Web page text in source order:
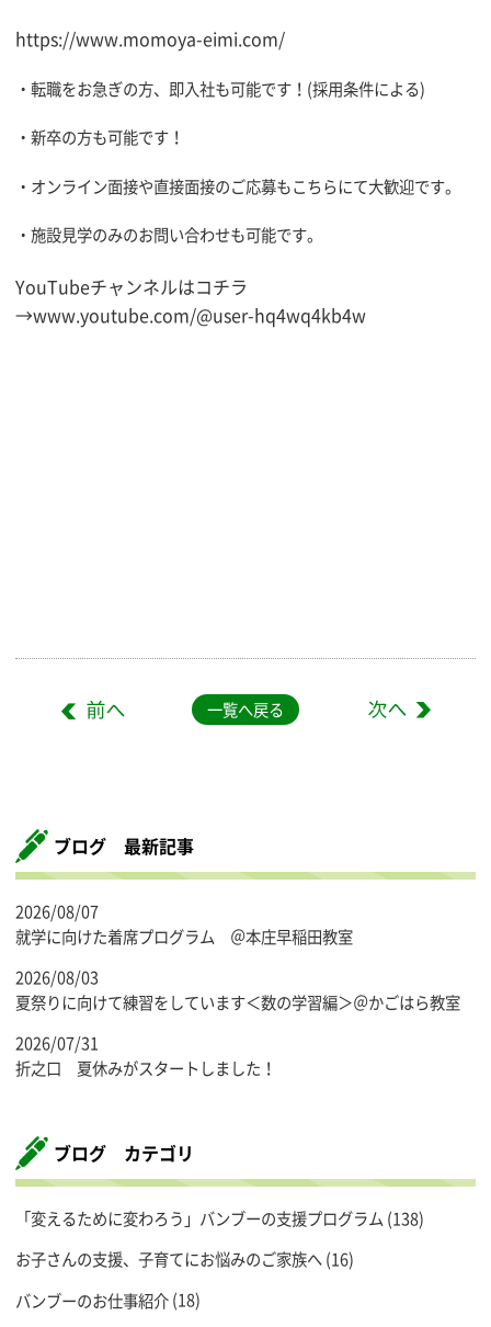
https://www.momoya-eimi.com/
・転職をお急ぎの方、即入社も可能です！(採用条件による)
・新卒の方も可能です！
・オンライン面接や直接面接のご応募もこちらにて大歓迎です。
・施設見学のみのお問い合わせも可能です。
YouTubeチャンネルはコチラ
→www.youtube.com/@user-hq4wq4kb4w
一覧へ戻る
ブログ 最新記事
2026/08/07
就学に向けた着席プログラム ＠本庄早稲田教室
2026/08/03
夏祭りに向けて練習をしています＜数の学習編＞＠かごはら教室
2026/07/31
折之口 夏休みがスタートしました！
ブログ カテゴリ
「変えるために変わろう」バンブーの支援プログラム (138)
お子さんの支援、子育てにお悩みのご家族へ(16)
バンブーのお仕事紹介(18)